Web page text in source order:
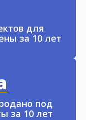
для
за 10 лет
под
за 10 лет